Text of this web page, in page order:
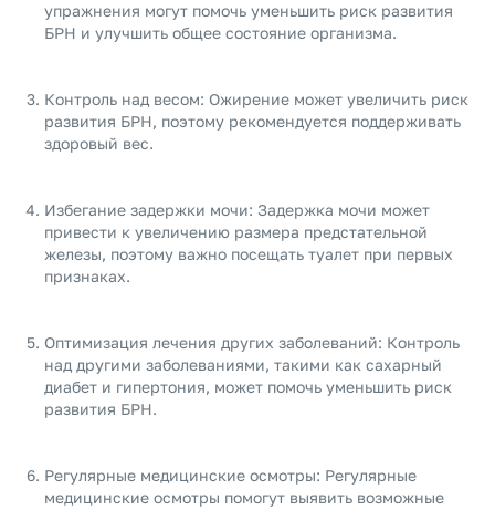
упражнения могут помочь уменьшить риск развития
БPH и улучшить общее состояние организма.
Контроль над весом: Ожирение может увеличить риск
развития БPH, поэтому рекомендуется поддерживать
здоровый вес.
Избегание задержки мочи: Задержка мочи может
привести к увеличению размера предстательной
железы, поэтому важно посещать туалет при первых
признаках.
Оптимизация лечения других заболеваний: Контроль
над другими заболеваниями, такими как сахарный
диабет и гипертония, может помочь уменьшить риск
развития БPH.
Регулярные медицинские осмотры: Регулярные
медицинские осмотры помогут выявить возможные